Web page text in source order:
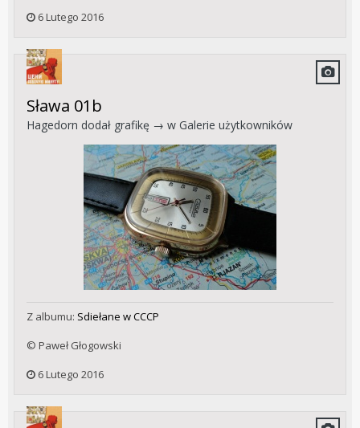
6 Lutego 2016
Sława 01b
Hagedorn dodał grafikę → w Galerie użytkowników
Z albumu: Sdiełane w CCCP
© Paweł Głogowski
6 Lutego 2016